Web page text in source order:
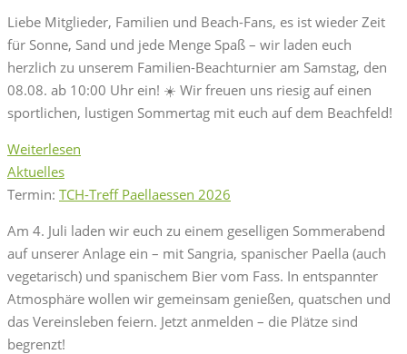
Liebe Mitglieder, Familien und Beach-Fans, es ist wieder Zeit
für Sonne, Sand und jede Menge Spaß – wir laden euch
herzlich zu unserem Familien-Beachturnier am Samstag, den
08.08. ab 10:00 Uhr ein! ☀️ Wir freuen uns riesig auf einen
sportlichen, lustigen Sommertag mit euch auf dem Beachfeld!
Weiterlesen
Aktuelles
Termin: TCH-Treff Paellaessen 2026
Am 4. Juli laden wir euch zu einem geselligen Sommerabend
auf unserer Anlage ein – mit Sangria, spanischer Paella (auch
vegetarisch) und spanischem Bier vom Fass. In entspannter
Atmosphäre wollen wir gemeinsam genießen, quatschen und
das Vereinsleben feiern. Jetzt anmelden – die Plätze sind
begrenzt!